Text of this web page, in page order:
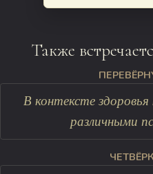
Также
В контексте
различными